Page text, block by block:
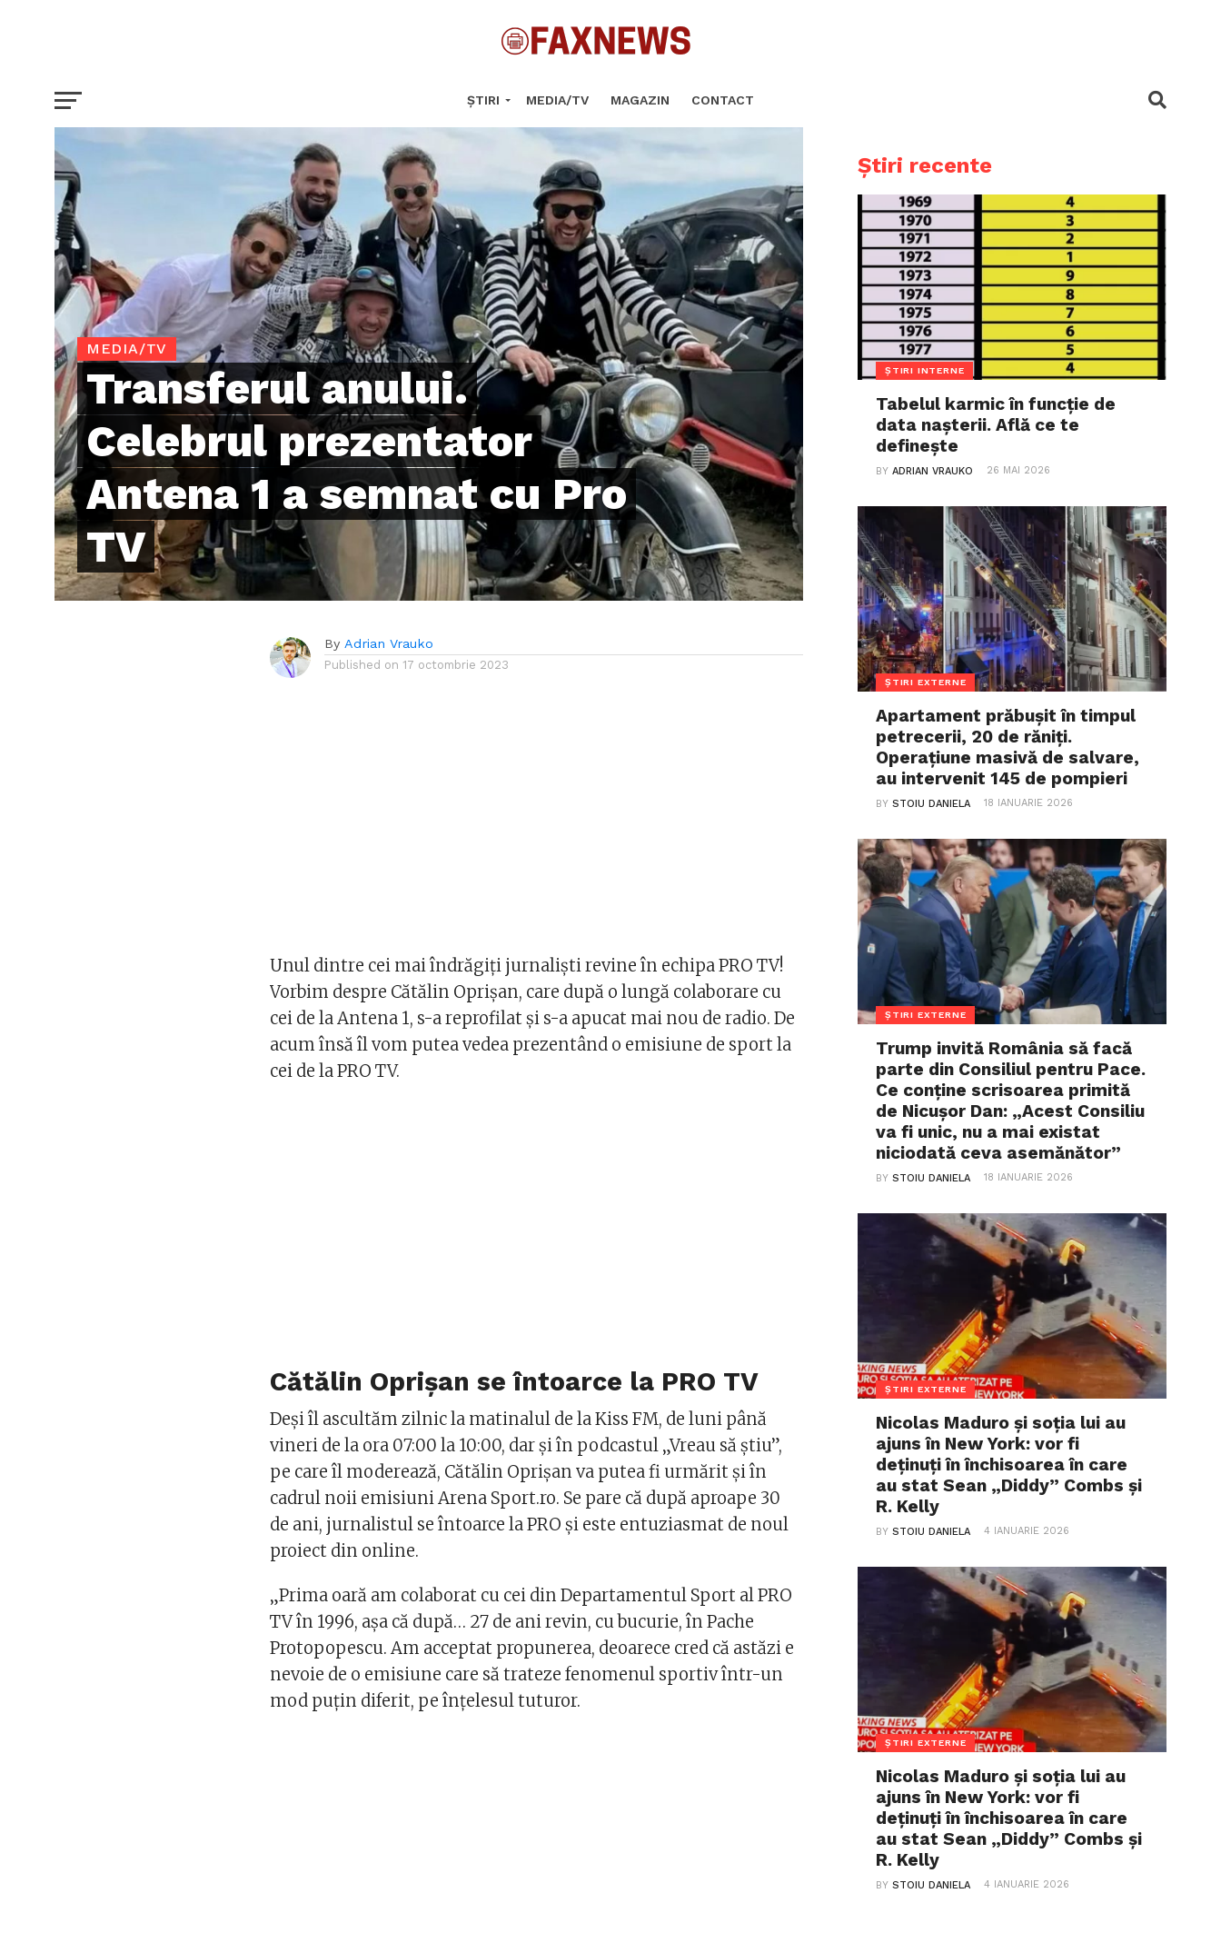
ȘTIRI MEDIA/TV MAGAZIN CONTACT
MEDIA/TV
Transferul anului.
Celebrul prezentator
Antena 1 a semnat cu Pro
TV
By Adrian Vrauko
Published on 17 octombrie 2023
Unul dintre cei mai îndrăgiți jurnaliști revine în echipa PRO TV!
Vorbim despre Cătălin Oprișan, care după o lungă colaborare cu
cei de la Antena 1, s-a reprofilat și s-a apucat mai nou de radio. De
acum însă îl vom putea vedea prezentând o emisiune de sport la
cei de la PRO TV.
Cătălin Oprișan se întoarce la PRO TV
Deși îl ascultăm zilnic la matinalul de la Kiss FM, de luni până
vineri de la ora 07:00 la 10:00, dar și în podcastul „Vreau să ştiu”,
pe care îl moderează, Cătălin Oprișan va putea fi urmărit și în
cadrul noii emisiuni Arena Sport.ro. Se pare că după aproape 30
de ani, jurnalistul se întoarce la PRO și este entuziasmat de noul
proiect din online.
„Prima oară am colaborat cu cei din Departamentul Sport al PRO
TV în 1996, aşa că după… 27 de ani revin, cu bucurie, în Pache
Protopopescu. Am acceptat propunerea, deoarece cred că astăzi e
nevoie de o emisiune care să trateze fenomenul sportiv într-un
mod puţin diferit, pe înţelesul tuturor.
Știri recente
ȘTIRI INTERNE
Tabelul karmic în funcție de
data nașterii. Află ce te
definește
BYADRIAN VRAUKO 26 MAI 2026
ȘTIRI EXTERNE
Apartament prăbușit în timpul
petrecerii, 20 de răniți.
Operațiune masivă de salvare,
au intervenit 145 de pompieri
BYSTOIU DANIELA 18 IANUARIE 2026
ȘTIRI EXTERNE
Trump invită România să facă
parte din Consiliul pentru Pace.
Ce conține scrisoarea primită
de Nicușor Dan: „Acest Consiliu
va fi unic, nu a mai existat
niciodată ceva asemănător”
BYSTOIU DANIELA 18 IANUARIE 2026
ȘTIRI EXTERNE
Nicolas Maduro și soția lui au
ajuns în New York: vor fi
deținuți în închisoarea în care
au stat Sean „Diddy” Combs și
R. Kelly
BYSTOIU DANIELA 4 IANUARIE 2026
ȘTIRI EXTERNE
Nicolas Maduro și soția lui au
ajuns în New York: vor fi
deținuți în închisoarea în care
au stat Sean „Diddy” Combs și
R. Kelly
BYSTOIU DANIELA 4 IANUARIE 2026